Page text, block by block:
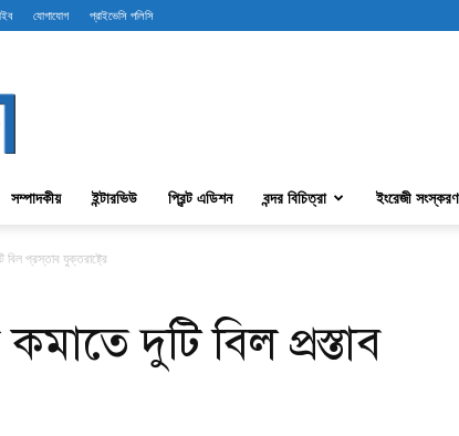
যোগাযোগ প্রাইভেসি পলিসি
সম্পাদকীয় ইন্টারভিউ প্রিন্ট এডিশন বন্দর বিচিত্রা ইংরেজী সংস্করণ
বিল প্রস্তাব যুক্তরাষ্ট্রে
দুটি বিল প্রস্তাব